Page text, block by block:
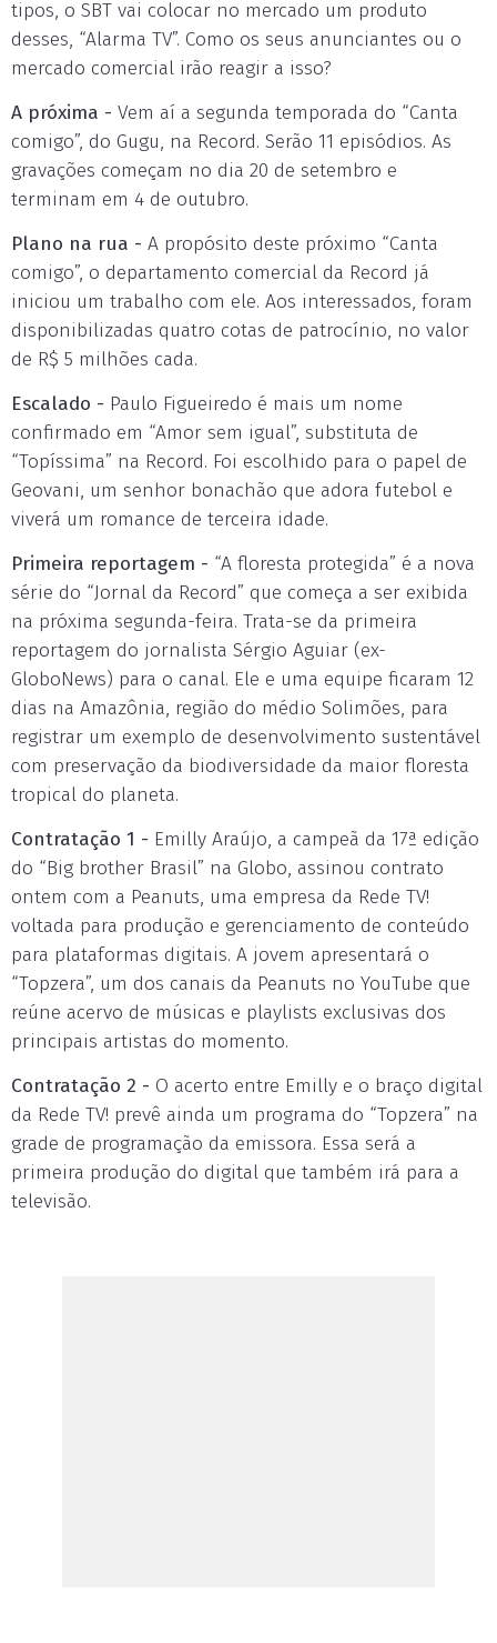
tipos, o SBT vai colocar no mercado um produto
desses, “Alarma TV”. Como os seus anunciantes ou o
mercado comercial irão reagir a isso?
A próxima - Vem aí a segunda temporada do “Canta
comigo”, do Gugu, na Record. Serão 11 episódios. As
gravações começam no dia 20 de setembro e
terminam em 4 de outubro.
Plano na rua - A propósito deste próximo “Canta
comigo”, o departamento comercial da Record já
iniciou um trabalho com ele. Aos interessados, foram
disponibilizadas quatro cotas de patrocínio, no valor
de R$ 5 milhões cada.
Escalado - Paulo Figueiredo é mais um nome
confirmado em “Amor sem igual”, substituta de
“Topíssima” na Record. Foi escolhido para o papel de
Geovani, um senhor bonachão que adora futebol e
viverá um romance de terceira idade.
Primeira reportagem - “A floresta protegida” é a nova
série do “Jornal da Record” que começa a ser exibida
na próxima segunda-feira. Trata-se da primeira
reportagem do jornalista Sérgio Aguiar (ex-
GloboNews) para o canal. Ele e uma equipe ficaram 12
dias na Amazônia, região do médio Solimões, para
registrar um exemplo de desenvolvimento sustentável
com preservação da biodiversidade da maior floresta
tropical do planeta.
Contratação 1 - Emilly Araújo, a campeã da 17ª edição
do “Big brother Brasil” na Globo, assinou contrato
ontem com a Peanuts, uma empresa da Rede TV!
voltada para produção e gerenciamento de conteúdo
para plataformas digitais. A jovem apresentará o
“Topzera”, um dos canais da Peanuts no YouTube que
reúne acervo de músicas e playlists exclusivas dos
principais artistas do momento.
Contratação 2 - O acerto entre Emilly e o braço digital
da Rede TV! prevê ainda um programa do “Topzera” na
grade de programação da emissora. Essa será a
primeira produção do digital que também irá para a
televisão.